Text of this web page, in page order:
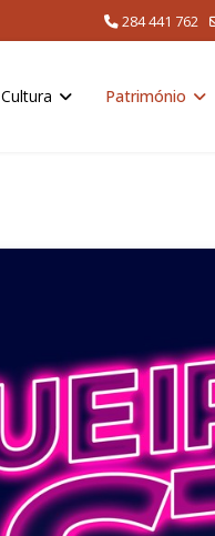
284 441 762
Cultura Património